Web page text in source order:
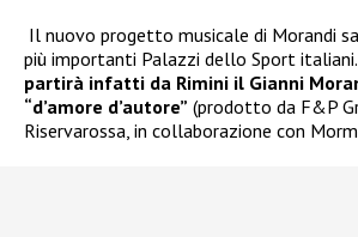
Il nuovo progetto musicale di Morandi
più importanti Palazzi dello Sport italiani.
partirà infatti da Rimini il Gianni
“d’amore d’autore” (prodotto da F&P
Riservarossa, in collaborazione con